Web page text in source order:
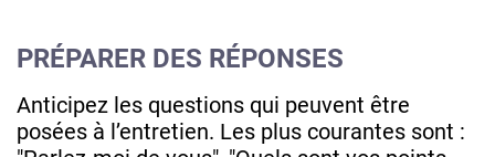
PRÉPARER DES RÉPONSES
Anticipez les questions qui peuvent être
posées à l’entretien. Les plus courantes sont :